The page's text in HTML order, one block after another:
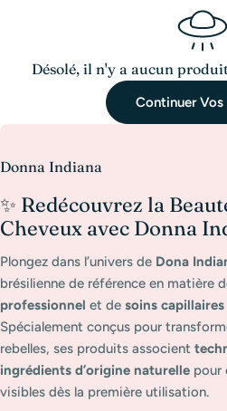
Désolé, il n'y a aucun
Continuer Vos
C
l
l
e
c
t
i
o
n
:
Donna Indiana
✨ Redécouvrez la
Cheveux avec Donna
Plongez dans l’univers de Dona
brésilienne de référence en matière
professionnel et de soins
Spécialement conçus pour
rebelles, ses produits associent
ingrédients d’origine naturelle pour
visibles dès la première utilisation.